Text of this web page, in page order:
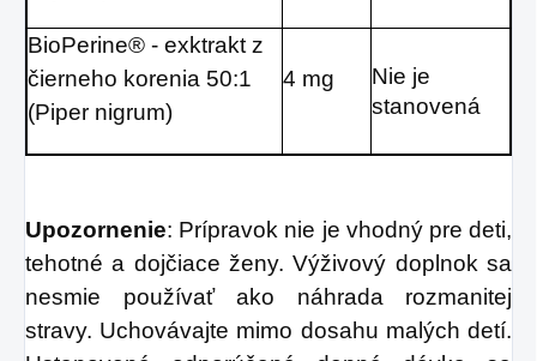
BioPerine® - exktrakt z
čierneho korenia 50:1
(Piper nigrum)
4 mg
Nie je
stanovená
Upozornenie: Prípravok nie je vhodný pre deti,
tehotné a dojčiace ženy. Výživový doplnok sa
nesmie používať ako náhrada rozmanitej
stravy. Uchovávajte mimo dosahu malých detí.